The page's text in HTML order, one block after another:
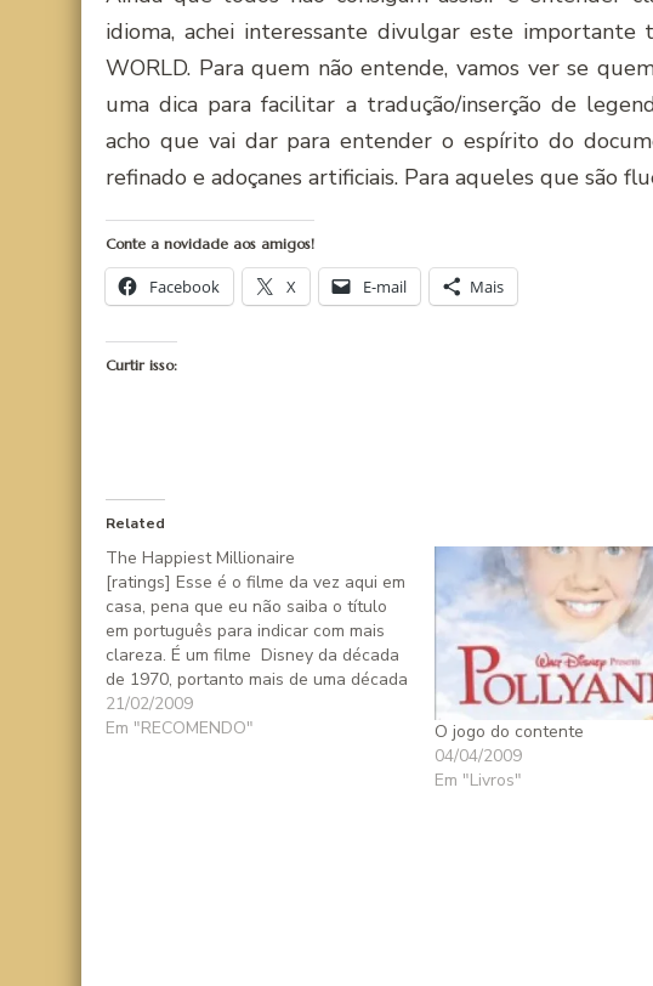
idioma, achei interessante divulgar este importante
WORLD. Para quem não entende, vamos ver se
uma dica para facilitar a tradução/inserção de
acho que vai dar para entender o espírito do
refinado e adoçanes artificiais. Para aqueles que são
Conte a novidade aos amigos!
Facebook X E-mail Mais
Curtir isso:
Related
The Happiest Millionaire
[ratings] Esse é o filme da vez aqui em
casa, pena que eu não saiba o título
em português para indicar com mais
clareza. É um filme Disney da década
de 1970, portanto mais de uma década
posterior ao sucesso Mary Poppins e
que por uma dessas injustiças da
21/02/2009
Em "RECOMENDO"
O jogo do contente
04/04/2009
Em "Livros"